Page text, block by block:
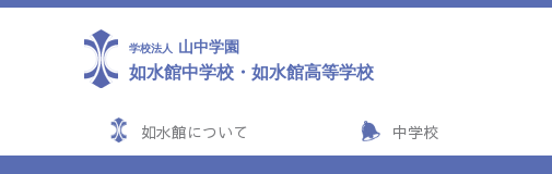
学校法人 山中学園
如水館中学校 ・如水館高等学校
如水館について 中学校